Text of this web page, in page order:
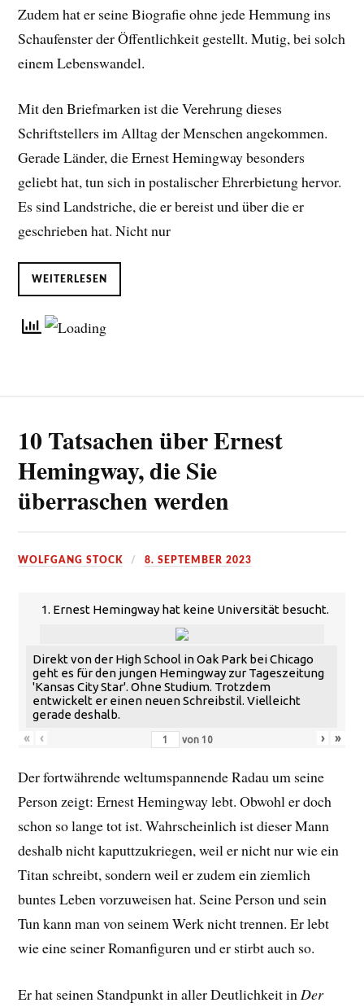
Zudem hat er seine Biografie ohne jede Hemmung ins
Schaufenster der Öffentlichkeit gestellt. Mutig, bei solch
einem Lebenswandel.
Mit den Briefmarken ist die Verehrung dieses
Schriftstellers im Alltag der Menschen angekommen.
Gerade Länder, die Ernest Hemingway besonders
geliebt hat, tun sich in postalischer Ehrerbietung hervor.
Es sind Landstriche, die er bereist und über die er
geschrieben hat. Nicht nur
WEITERLESEN
10 Tatsachen über Ernest
Hemingway, die Sie
überraschen werden
WOLFGANG STOCK 8. SEPTEMBER 2023
1. Ernest Hemingway hat keine Universität besucht.
Direkt von der High School in Oak Park bei Chicago
geht es für den jungen Hemingway zur Tageszeitung
'Kansas City Star'. Ohne Studium. Trotzdem
entwickelt er einen neuen Schreibstil. Vielleicht
gerade deshalb.
«
‹ von 10 › »
Der fortwährende weltumspannende Radau um seine
Person zeigt: Ernest Hemingway lebt. Obwohl er doch
schon so lange tot ist. Wahrscheinlich ist dieser Mann
deshalb nicht kaputtzukriegen, weil er nicht nur wie ein
Titan schreibt, sondern weil er zudem ein ziemlich
buntes Leben vorzuweisen hat. Seine Person und sein
Tun kann man von seinem Werk nicht trennen. Er lebt
wie eine seiner Romanfiguren und er stirbt auch so.
Er hat seinen Standpunkt in aller Deutlichkeit in Der